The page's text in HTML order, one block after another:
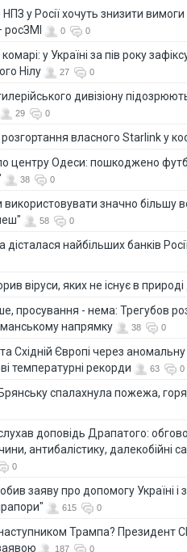
НПЗ у Росії хочуть знизити вимоги
0 0
у Україні за пів року
Нілу
27 0
дивізіону
29 0
власного Starlink у
центру Одеси: пошкоджено
38 0
використовувати значно більшу
58 0
найбільших банків
віруси, яких не існує в природі
просування - нема: Трегубов
напрямку
38 0
Східній Європі через
температурні рекорди
63 0
спалахнула пожежа,
доповідь Драпатого:
антибалістику, далекобійні
0
заяву про допомогу Україні і
615 0
Трампа? Президент
187 0